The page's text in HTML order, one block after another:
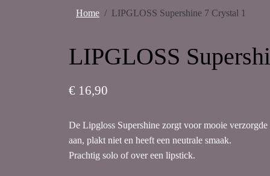
Home LIPGLOSS Supershine 7 Crystal 1
LIPGLOSS
€ 16,90
De Lipgloss Supershine zorgt voor mooie
aan, plakt niet en heeft een neutrale smaak.
Prachtig solo of over een lipstick.